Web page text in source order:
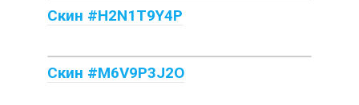
Скин #H2N1T9Y4P
Скин #M6V9P3J2O